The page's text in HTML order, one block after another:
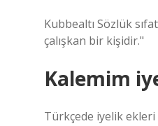
Kubbealtı Sözlük
çalışkan bir kişidir."
Kalemim
Türkçede iyelik ekleri